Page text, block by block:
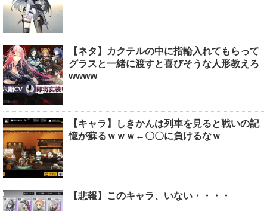
【ネタ】カクテルの中に指輪入れてもらって
グラスと一緒に渡すと喜びそうな人形教えろ
wwww
【キャラ】しきかんは列車を見ると戦いの記
憶が蘇るｗｗｗ←〇〇に負けるなｗ
【悲報】このキャラ、いない・・・・